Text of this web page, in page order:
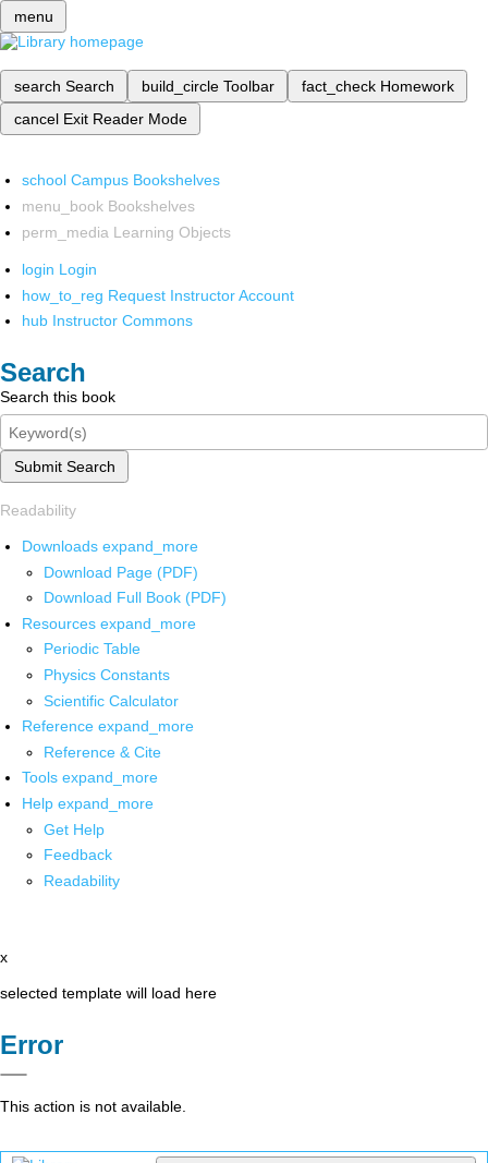
menu
search Search build_circle Toolbar fact_check Homework
cancel Exit Reader Mode
school Campus Bookshelves
menu_book Bookshelves
perm_media Learning Objects
login Login
how_to_reg Request Instructor Account
hub Instructor Commons
Search
Search this book
Submit Search
Readability
Downloads expand_more
Download Page (PDF)
Download Full Book (PDF)
Resources expand_more
Periodic Table
Physics Constants
Scientific Calculator
Reference expand_more
Reference & Cite
Tools expand_more
Help expand_more
Get Help
Feedback
Readability
x
selected template will load here
Error
This action is not available.